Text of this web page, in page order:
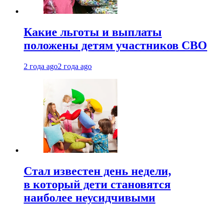
Какие льготы и выплаты
положены детям участников СВО
2 года ago2 года ago
Стал известен день недели,
в который дети становятся
наиболее неусидчивыми